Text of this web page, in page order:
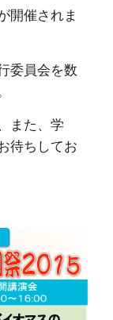
開催されま
委員会を数
また、学
待ちしてお